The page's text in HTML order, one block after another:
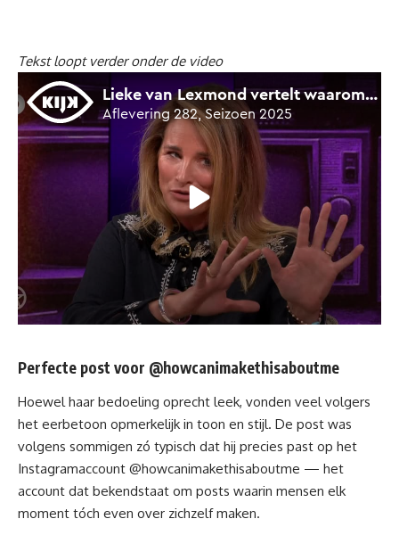
Tekst loopt verder onder de video
Perfecte post voor @howcanimakethisaboutme
Hoewel haar bedoeling oprecht leek, vonden veel volgers
het eerbetoon opmerkelijk in toon en stijl. De post was
volgens sommigen zó typisch dat hij precies past op het
Instagramaccount @howcanimakethisaboutme — het
account dat bekendstaat om posts waarin mensen elk
moment tóch even over zichzelf maken.